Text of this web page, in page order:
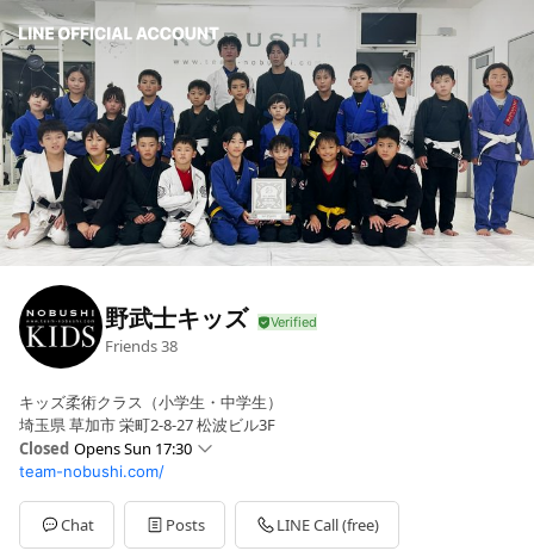
野武士キッズ
Friends38
キッズ柔術クラス（小学生・中学生）
埼玉県 草加市 栄町2-8-27 松波ビル3F
Closed Opens Sun 17:30
Sun17:30 - 19:00
Mon00:00 - 00:00
Tue18:00 - 19:30
Wed00:00 - 00:00
team-nobushi.com/
Chat Posts LINE Call (free)